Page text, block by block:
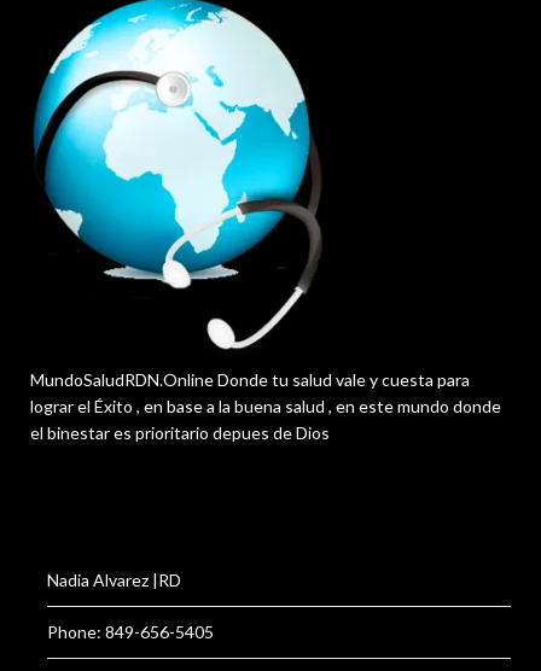
MundoSaludRDN.Online Donde tu salud vale y cuesta para
lograr el Éxito , en base a la buena salud , en este mundo donde
el binestar es prioritario depues de Dios
Nadia Alvarez |RD
Phone: 849-656-5405